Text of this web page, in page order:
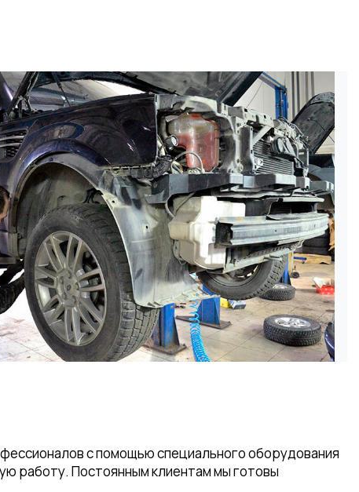
с помощью специального оборудования
работу. Постоянным клиентам мы готовы